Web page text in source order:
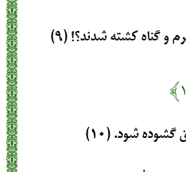
و گناه کشته شدند؟! (۹)
گشوده شود. (۱۰)